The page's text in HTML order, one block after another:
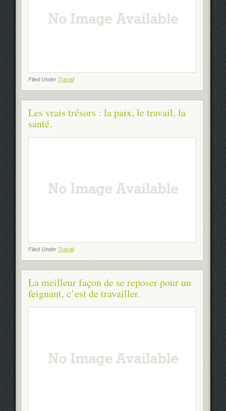
Filed Under Travail
Les vrais trésors : la paix, le travail, la
santé.
Filed Under Travail
La meilleur façon de se reposer pour un
feignant, c’est de travailler.